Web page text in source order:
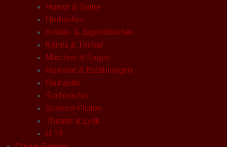
Humor & Satire
Hörbücher
Kinder- & Jugendbücher
Krimis & Thriller
Märchen & Sagen
Romane & Erzählungen
Romantik
Sachbücher
Science-Fiction
Theater & Lyrik
U 18